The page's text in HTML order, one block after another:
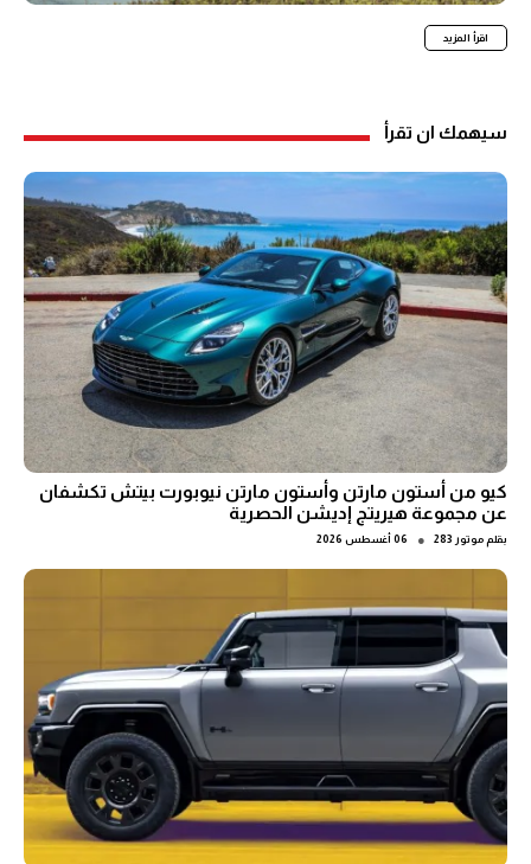
اقرأ المزيد
سيهمك ان تقرأ
كيو من أستون مارتن وأستون مارتن نيوبورت بيتش تكشفان
عن مجموعة هيريتج إديشن الحصرية
بقلم موتور 283 ● 06 أغسطس 2026